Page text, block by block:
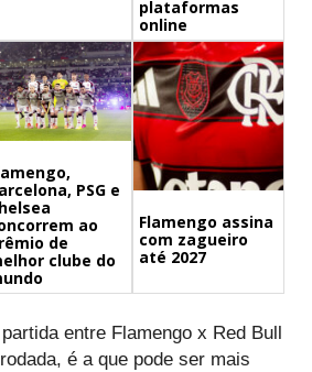
plataformas
online
PSG e
ao
de
clube do
Flamengo assina
com zagueiro
até 2027
entre Flamengo x Red Bull
é a que pode ser mais